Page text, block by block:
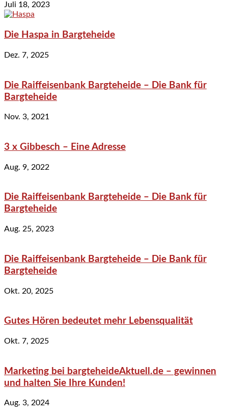
Juli 18, 2023
Die Haspa in Bargteheide
Dez. 7, 2025
Die Raiffeisenbank Bargteheide – Die Bank für
Bargteheide
Nov. 3, 2021
3 x Gibbesch – Eine Adresse
Aug. 9, 2022
Die Raiffeisenbank Bargteheide – Die Bank für
Bargteheide
Aug. 25, 2023
Die Raiffeisenbank Bargteheide – Die Bank für
Bargteheide
Okt. 20, 2025
Gutes Hören bedeutet mehr Lebensqualität
Okt. 7, 2025
Marketing bei bargteheideAktuell.de – gewinnen
und halten Sie Ihre Kunden!
Aug. 3, 2024